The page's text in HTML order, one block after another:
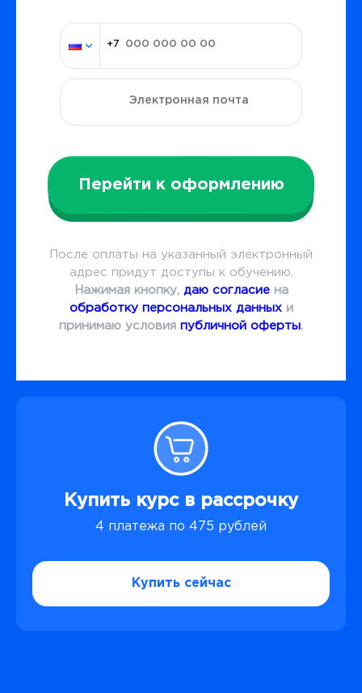
Перейти к оформлению
После оплаты на указанный электронный
адрес придут доступы к обучению.
Нажимая кнопку, даю согласиена
обработку персональных данныхи
принимаю условия публичной оферты.
Купить курс в рассрочку
4 платежа по 475 рублей
Купить сейчас